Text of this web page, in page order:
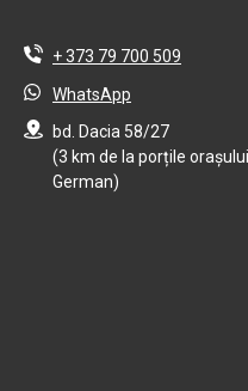
+ 373 79 700 509
WhatsApp
bd. Dacia 58/27
(3 km de la porțile
German)